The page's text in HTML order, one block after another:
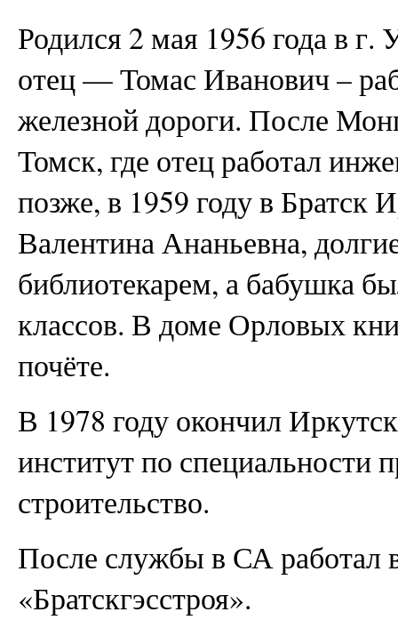
Родился 2 мая 1956 года в
отец — Томас Иванович –
железной дороги. После
Томск, где отец работал
позже, в 1959 году в Братск
Валентина Ананьевна,
библиотекарем, а бабушка
классов. В доме Орловых
почёте.
В 1978 году окончил
институт по специальности
строительство.
После службы в СА работал
«Братскгэсстроя».